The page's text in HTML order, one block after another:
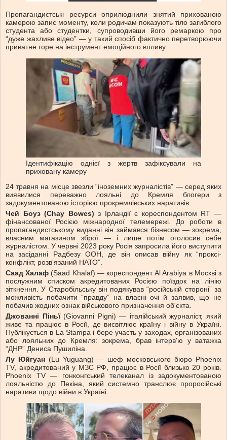
Пропагандистські ресурси оприлюднили знятий прихованою
камерою запис моменту, коли родичам показують тіло загиблого
студента або студентки, супроводивши його ремаркою про
“дуже жахливе відео” — у такий спосіб фактично перетворюючи
приватне горе на інструмент емоційного впливу.
Ідентифікацію однієї з жертв зафіксували на
приховану камеру
24 травня на місце звезли “іноземних журналістів” — серед яких
виявилися переважно лояльні до Кремля блогери з
задокументованою історією прокремлівських наративів.
Чей Боуз (Chay Bowes) з Ірландії є кореспондентом RT —
фінансованої Росією міжнародної телемережі. До роботи в
пропагандистському виданні він займався бізнесом — зокрема,
власним магазином зброї — і лише потім оголосив себе
журналістом. У червні 2023 року Росія запросила його виступити
на засіданні Радбезу ООН, де він описав війну як “проксі-
конфлікт, розв'язаний НАТО”.
Саад Халаф (Saad Khalaf) — кореспондент Al Arabiya в Москві з
послужним списком акредитованих Росією поїздок на лінію
зіткнення. У Старобільську він подякував “російській стороні” за
можливість побачити “правду” на власні очі й заявив, що не
побачив жодних ознак військового призначення об'єкта.
Джованні Піньї (Giovanni Pigni) — італійський журналіст, який
живе та працює в Росії, де висвітлює країну і війну в Україні.
Публікується в La Stampa і бере участь у заходах, організованих
або лояльних до Кремля: зокрема, брав інтерв'ю у ватажка
“ДНР” Дениса Пушиліна.
Лу Юйгуан(Lu Yuguang) — шеф московського бюро Phoenix
TV, акредитований у МЗС РФ, працює в Росії близько 20 років.
Phoenix TV — гонконгський телеканал із задокументованою
лояльністю до Пекіна, який системно транслює проросійські
наративи щодо війни в Україні.